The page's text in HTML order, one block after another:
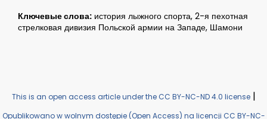
Ключевые слова: история лыжного спорта, 2-я пехотная
стрелковая дивизия Польской армии на Западе, Шамони
This is an open access article under the CC BY-NC-ND 4.0 license|
Opublikowano w wolnym dostępie (Open Access) na licencji CC BY-NC-